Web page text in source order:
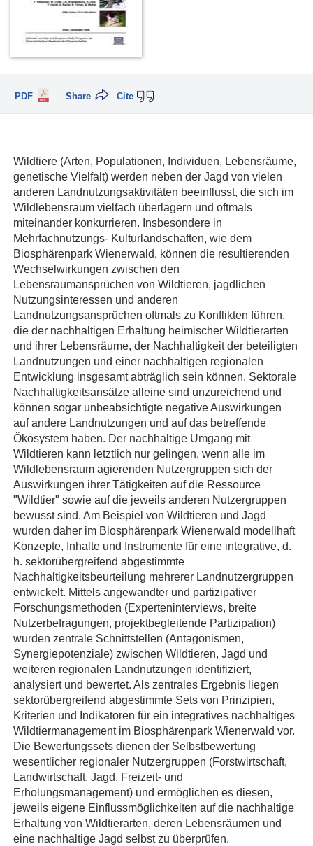
PDF Cite
Share
Wildtiere (Arten, Populationen, Individuen, Lebensräume,
genetische Vielfalt) werden neben der Jagd von vielen
anderen Landnutzungsaktivitäten beeinflusst, die sich im
Wildlebensraum vielfach überlagern und oftmals
miteinander konkurrieren. Insbesondere in
Mehrfachnutzungs- Kulturlandschaften, wie dem
Biosphärenpark Wienerwald, können die resultierenden
Wechselwirkungen zwischen den
Lebensraumansprüchen von Wildtieren, jagdlichen
Nutzungsinteressen und anderen
Landnutzungsansprüchen oftmals zu Konflikten führen,
die der nachhaltigen Erhaltung heimischer Wildtierarten
und ihrer Lebensräume, der Nachhaltigkeit der beteiligten
Landnutzungen und einer nachhaltigen regionalen
Entwicklung insgesamt abträglich sein können. Sektorale
Nachhaltigkeitsansätze alleine sind unzureichend und
können sogar unbeabsichtigte negative Auswirkungen
auf andere Landnutzungen und auf das betreffende
Ökosystem haben. Der nachhaltige Umgang mit
Wildtieren kann letztlich nur gelingen, wenn alle im
Wildlebensraum agierenden Nutzergruppen sich der
Auswirkungen ihrer Tätigkeiten auf die Ressource
"Wildtier" sowie auf die jeweils anderen Nutzergruppen
bewusst sind. Am Beispiel von Wildtieren und Jagd
wurden daher im Biosphärenpark Wienerwald modellhaft
Konzepte, Inhalte und Instrumente für eine integrative, d.
h. sektorübergreifend abgestimmte
Nachhaltigkeitsbeurteilung mehrerer Landnutzergruppen
entwickelt. Mittels angewandter und partizipativer
Forschungsmethoden (Experteninterviews, breite
Nutzerbefragungen, projektbegleitende Partizipation)
wurden zentrale Schnittstellen (Antagonismen,
Synergiepotenziale) zwischen Wildtieren, Jagd und
weiteren regionalen Landnutzungen identifiziert,
analysiert und bewertet. Als zentrales Ergebnis liegen
sektorübergreifend abgestimmte Sets von Prinzipien,
Kriterien und Indikatoren für ein integratives nachhaltiges
Wildtiermanagement im Biosphärenpark Wienerwald vor.
Die Bewertungssets dienen der Selbstbewertung
wesentlicher regionaler Nutzergruppen (Forstwirtschaft,
Landwirtschaft, Jagd, Freizeit- und
Erholungsmanagement) und ermöglichen es diesen,
jeweils eigene Einflussmöglichkeiten auf die nachhaltige
Erhaltung von Wildtierarten, deren Lebensräumen und
eine nachhaltige Jagd selbst zu überprüfen.